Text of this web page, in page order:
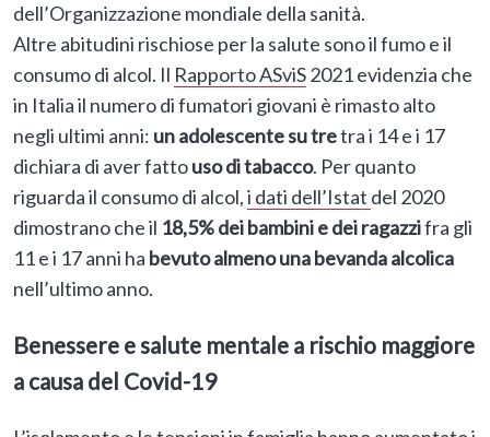
dell’Organizzazione mondiale della sanità.
Altre abitudini rischiose per la salute sono il fumo e il
consumo di alcol. Il Rapporto ASviS2021 evidenzia che
in Italia il numero di fumatori giovani è rimasto alto
negli ultimi anni: un adolescente su tretra i 14 e i 17
dichiara di aver fattouso di tabacco. Per quanto
riguarda il consumo di alcol,i dati dell’Istat del 2020
dimostrano che il 18,5% dei bambini e dei ragazzifra gli
11 e i 17 anni ha bevuto almeno una bevanda alcolica
nell’ultimo anno.
Benessere e salute mentale a rischio maggiore
a causa del Covid-19